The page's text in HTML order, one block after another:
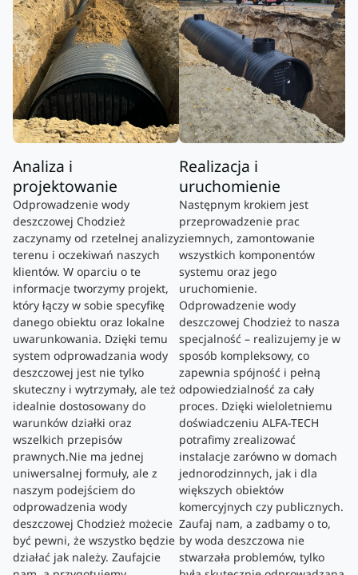
Analiza i
projektowanie
Odprowadzenie wody
deszczowej Chodzież
zaczynamy od rzetelnej analizy
terenu i oczekiwań naszych
klientów. W oparciu o te
informacje tworzymy projekt,
który łączy w sobie specyfikę
danego obiektu oraz lokalne
uwarunkowania. Dzięki temu
system odprowadzania wody
deszczowej jest nie tylko
skuteczny i wytrzymały, ale też
idealnie dostosowany do
warunków działki oraz
wszelkich przepisów
prawnych.Nie ma jednej
uniwersalnej formuły, ale z
naszym podejściem do
odprowadzenia wody
deszczowej Chodzież możecie
być pewni, że wszystko będzie
działać jak należy. Zaufajcie
Realizacja i
uruchomienie
Następnym krokiem jest
przeprowadzenie prac
ziemnych, zamontowanie
wszystkich komponentów
systemu oraz jego
uruchomienie.
Odprowadzenie wody
deszczowej Chodzież to nasza
specjalność – realizujemy je w
sposób kompleksowy, co
zapewnia spójność i pełną
odpowiedzialność za cały
proces. Dzięki wieloletniemu
doświadczeniu ALFA-TECH
potrafimy zrealizować
instalacje zarówno w domach
jednorodzinnych, jak i dla
większych obiektów
komercyjnych czy publicznych.
Zaufaj nam, a zadbamy o to,
by woda deszczowa nie
stwarzała problemów, tylko